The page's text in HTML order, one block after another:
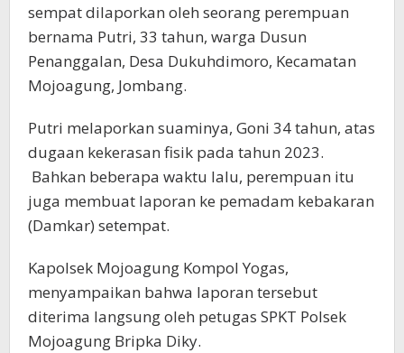
sempat dilaporkan oleh seorang perempuan
bernama Putri, 33 tahun, warga Dusun
Penanggalan, Desa Dukuhdimoro, Kecamatan
Mojoagung, Jombang.
Putri melaporkan suaminya, Goni 34 tahun, atas
dugaan kekerasan fisik pada tahun 2023.
Bahkan beberapa waktu lalu, perempuan itu
juga membuat laporan ke pemadam kebakaran
(Damkar) setempat.
Kapolsek Mojoagung Kompol Yogas,
menyampaikan bahwa laporan tersebut
diterima langsung oleh petugas SPKT Polsek
Mojoagung Bripka Diky.